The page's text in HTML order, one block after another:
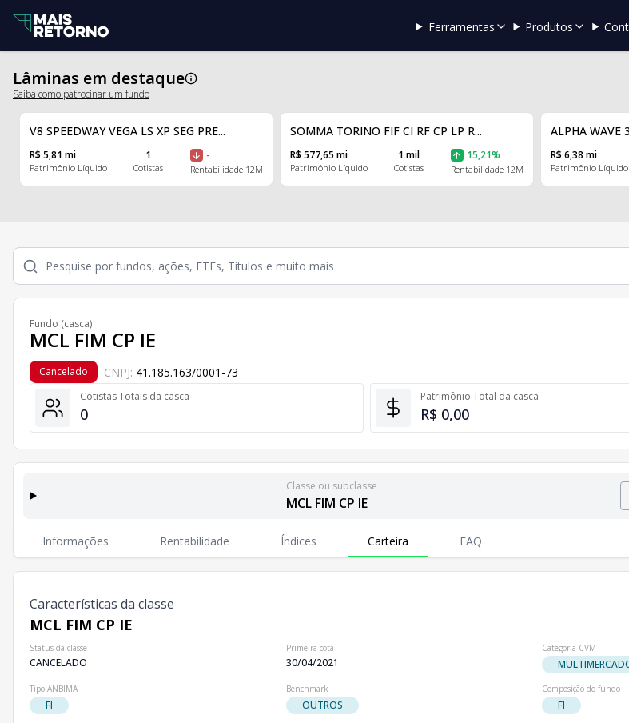
Ferramentas Produtos
Lâminas em destaque
Saiba como patrocinar um fundo
V8 SPEEDWAY VEGA LS XP SEG PRE...
R$ 5,81 mi
Patrimônio Líquido
1
Cotistas
-
Rentabilidade 12M
SOMMA TORINO FIF CI RF CP LP R...
R$ 577,65 mi
Patrimônio Líquido
1 mil
Cotistas
15,21%
Rentabilidade 12M
ALPHA WAVE
R$ 6,38 mi
Patrimônio Líquido
Fundo (casca)
MCL FIM CP IE
Cancelado CNPJ: 41.185.163/0001-73
Cotistas Totais da casca
0
Patrimônio Total da casca
R$ 0,00
Classes e Subclasses do Fundo
Classes
Patrimônio LíquidoCotistas
R$ 0,00 0
Classe ou subclasse
MCL FIM CP IE
Informações Rentabilidade Índices Carteira FAQ
Características da classe
MCL FIM CP IE
Status da classe
CANCELADO
Primeira cota
30/04/2021
Categoria CVM
Tipo ANBIMA
FI
Benchmark
OUTROS
Composição do fundo
FI